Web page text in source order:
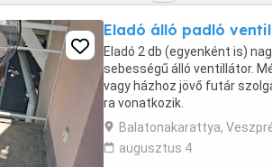
Eladó álló padló
Eladó 2 db (egyenként is)
sebességű álló ventillátor.
vagy házhoz jövő futár
ra vonatkozik.
Balatonakarattya,
augusztus 4